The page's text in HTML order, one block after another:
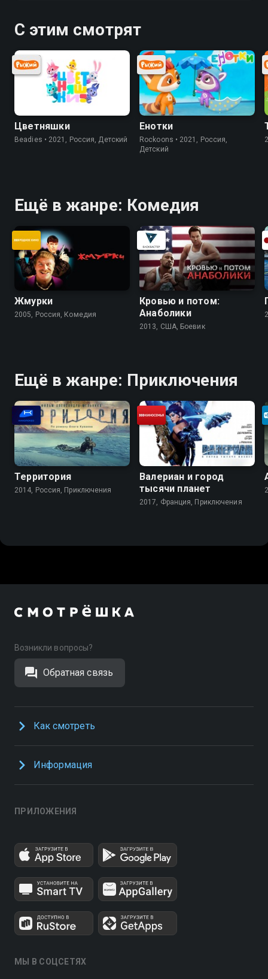
С этим смотрят
Цветняшки
Beadies • 2021, Россия, Детский
Енотки
Rockoons • 2021, Россия,
Детский
Ещё в жанре: Комедия
Жмурки
2005, Россия, Комедия
Кровью и потом:
Анаболики
2013, США, Боевик
Ещё в жанре: Приключения
Территория
2014, Россия, Приключения
Валериан и город
тысячи планет
2017, Франция, Приключения
Возникли вопросы?
Обратная связь
Как смотреть
Информация
ПРИЛОЖЕНИЯ
МЫ В СОЦСЕТЯХ